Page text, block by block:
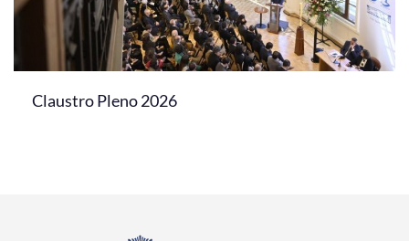
Claustro Pleno 2026